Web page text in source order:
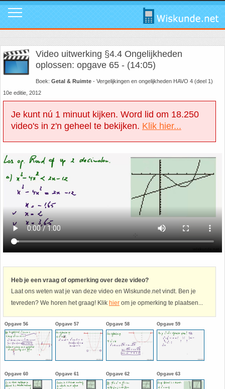
Video uitwerking §4.4 Ongelijkheden
oplossen: opgave 65 - (14:05)
Boek: Getal & Ruimte - Vergelijkingen en ongelijkheden HAVO 4 (deel 1)
10e editie, 2012
Je kunt nú 1 minuut kijken. Word lid om 18.250
video's in z'n geheel te bekijken. Klik hier...
Heb je een vraag of opmerking over deze video?
Laat ons weten wat je van deze video en Wiskunde.net vindt. Ben je
tevreden? We horen het graag! Klik hier om je opmerking te plaatsen...
Opgave 56 Opgave 57 Opgave 58 Opgave 59
Opgave 60 Opgave 61 Opgave 62 Opgave 63
Mavo
Mavo4: Hoofdstuk 1: Statistiek en kans
Mavo4: Hoofdstuk 3: Afstanden en hoeken
Mavo4: Hoofdstuk 4: Grafieken en vergelijkingen
Mavo4: Hoofdstuk 5: Rekenen, meten en schatten
Mavo4: Hoofdstuk 6: Vlakke figuren
Mavo4: Hoofdstuk 7: Verbanden
Mavo4: Hoofdstuk 8: Ruimtemeetkunde
Havo
HAVO 4A - Hoofdstuk 5 - Lineaire verbanden
HAVO 4B - Hoofdstuk 4 - Werken met formules
HAVO 4B - Hoofdstuk 5 - Machten, exponenten
en logaritmen
HAVO 4B - Hoofdstuk 6 - De afgeleide functie
HAVO 5B - Hoofdstuk 7 - Lijnen en cirkels
Calculators
Geogebra
WolframAlpha
1. ABC Formule
2. Cosinusregel
3. De Gulden Snede
4. De normale verdeling
5. Differentiëren - Afgeleide functie
6. Driehoek van Pascal
7. Fibonacci
8. Het getal nul
9. Het getal van Euler
10. Inhoud bol
11. Inhoud cilinder
12. Inhoud kegel
13. Inhoud piramide
14. Inhoud prisma
In de media
Instagram
Tik Tok
Facebook
LinkedIn
Youtube
Mail ons
Promo video
Download poster
Review ons
Privacy
Toppers
Over deze site
Promotie
Instagram
Tik Tok
Facebook
LinkedIn
Youtube